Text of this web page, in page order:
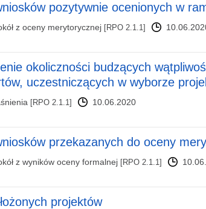
pozytywnie ocenionych w
z oceny merytorycznej[RPO 2.1.1]
okoliczności budzących
uczestniczących w wyborze
[RPO 2.1.1] 10.06.2020
przekazanych do oceny
z wyników oceny formalnej[RPO 2.1.1]
projektów